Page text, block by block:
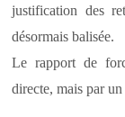
justification des
désormais balisée.
Le rapport de
directe, mais par